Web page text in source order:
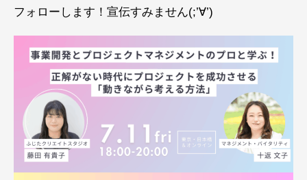
フォローします！宣伝すみません(;’∀’)